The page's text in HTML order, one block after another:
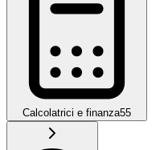
Calcolatrici e finanza55